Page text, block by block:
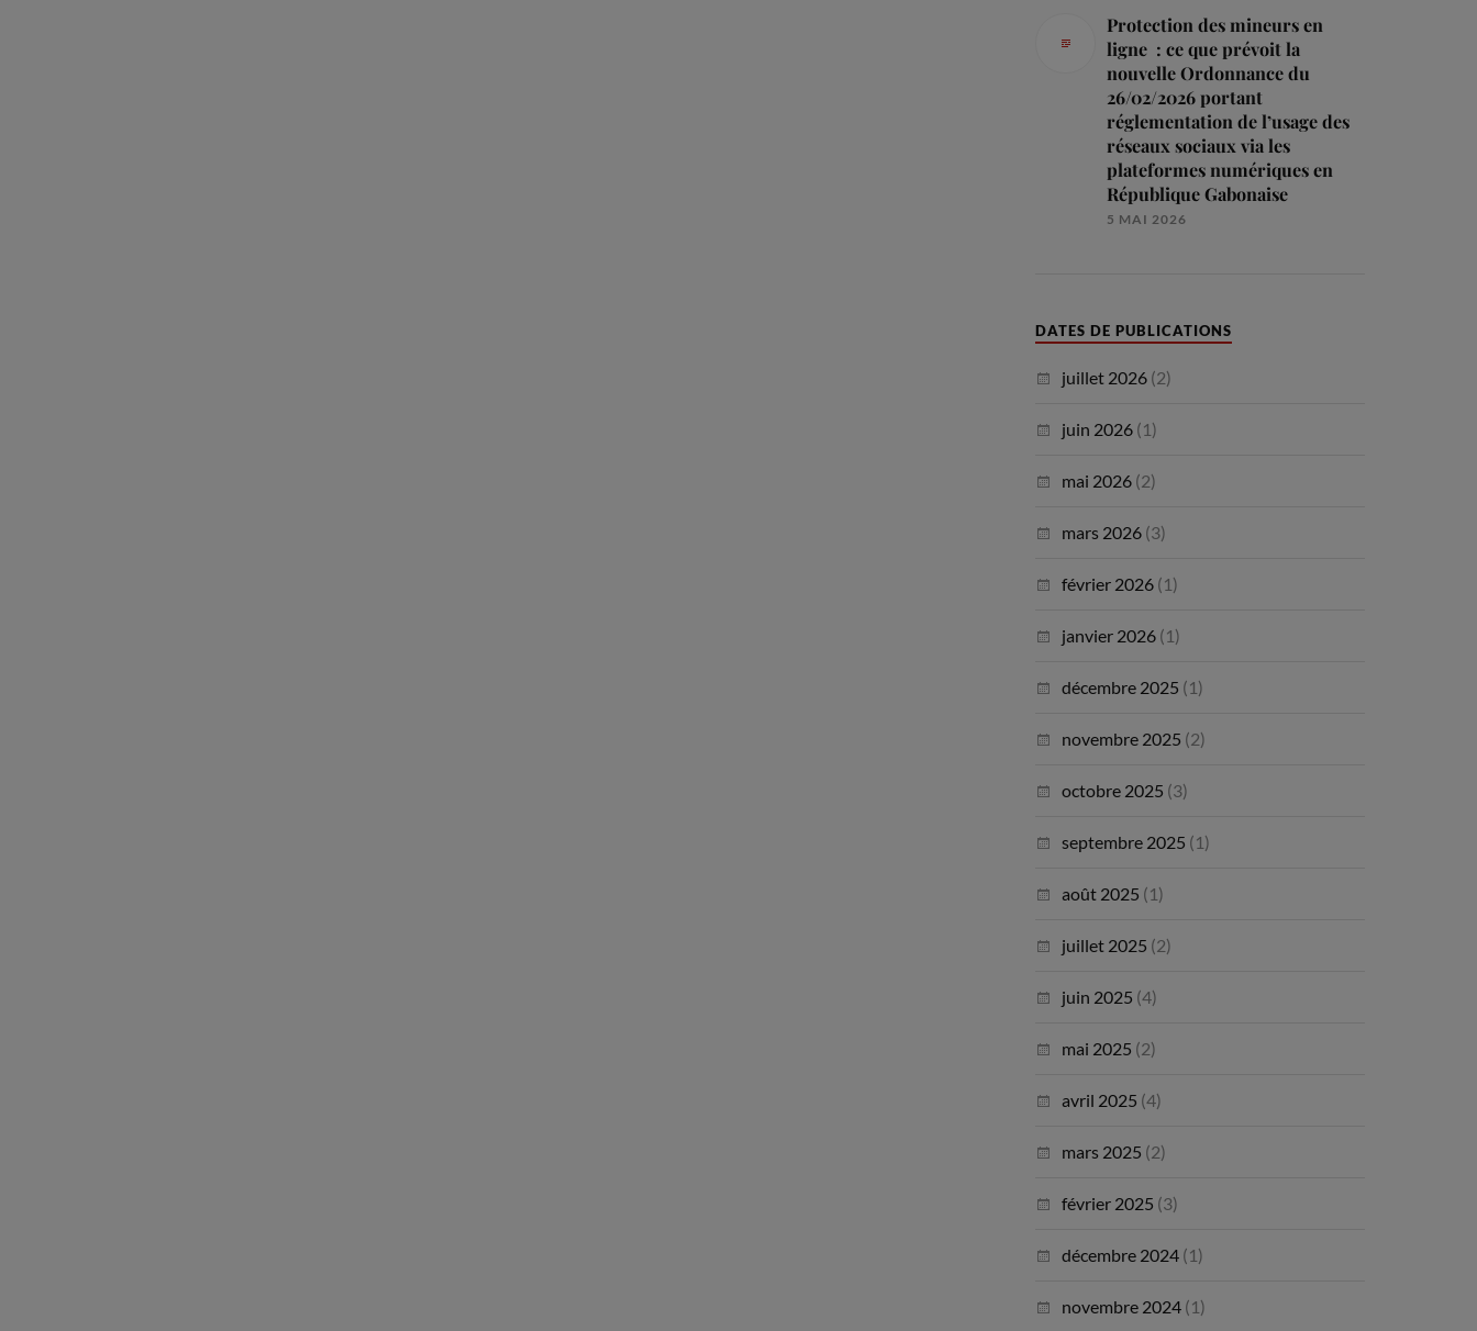
Protection des mineurs en
ligne : ce que prévoit la
nouvelle Ordonnance du
26/02/2026 portant
réglementation de l’usage des
réseaux sociaux via les
plateformes numériques en
République Gabonaise
5 MAI 2026
DATES DE PUBLICATIONS
juillet 2026 (2)
juin 2026 (1)
mai 2026 (2)
mars 2026 (3)
février 2026 (1)
janvier 2026 (1)
décembre 2025 (1)
novembre 2025 (2)
octobre 2025 (3)
septembre 2025 (1)
août 2025 (1)
juillet 2025 (2)
juin 2025 (4)
mai 2025 (2)
avril 2025 (4)
mars 2025 (2)
février 2025 (3)
décembre 2024 (1)
novembre 2024 (1)